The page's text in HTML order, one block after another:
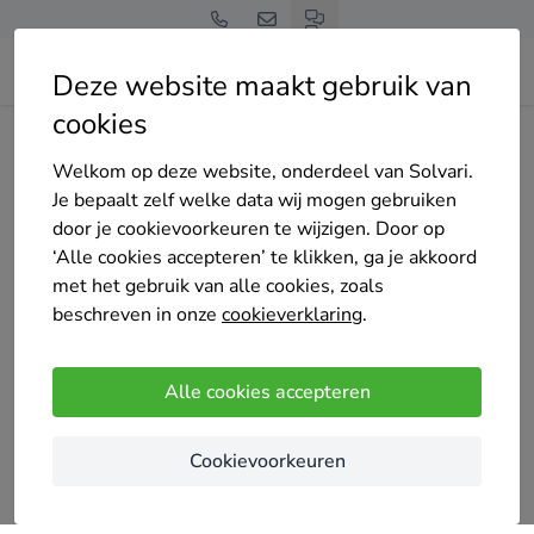
Deze website maakt gebruik van
cookies
Welkom op deze website, onderdeel van Solvari.
Je bepaalt zelf welke data wij mogen gebruiken
door je cookievoorkeuren te wijzigen. Door op
‘Alle cookies accepteren’ te klikken, ga je akkoord
met het gebruik van alle cookies, zoals
beschreven in onze cookieverklaring.
Alle cookies accepteren
Cookievoorkeuren
Home Laadpaal
Energie-Advies-Holland
Nog geen reviews
Wij bieden u een oplossing op het gebied van